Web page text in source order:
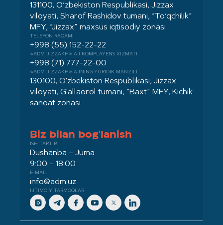
131100, O‘zbekiston Respublikasi, Jizzax
viloyati, Sharof Rashidov tumani, “To‘qchilik”
MFY, “Jizzax” maxsus iqtisodiy zonasi
TELEFON RAQAMI
+998 (55) 152-22-22
«ADM JIZZAKH» AJ KOMPLAYENS XIZMATI
+998 (71) 777-22-00
«ADM JIZZAKH» AJNING YURIDIK MANZILI
130100, O'zbekiston Respublikasi, Jizzax
viloyati, G'allaorol tumani, “Baxt” MFY, Kichik
sanoat zonasi
Biz bilan bog'lanish
ISH TARTIBI
Dushanba – Juma
9:00 – 18:00
E-MAIL
info@adm.uz
IJTIMOIY TARMOQLAR